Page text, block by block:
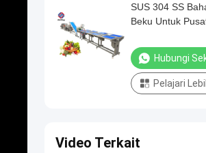
SUS 304 SS
Beku Untuk
Hubungi
Pelajari
Video Terkait